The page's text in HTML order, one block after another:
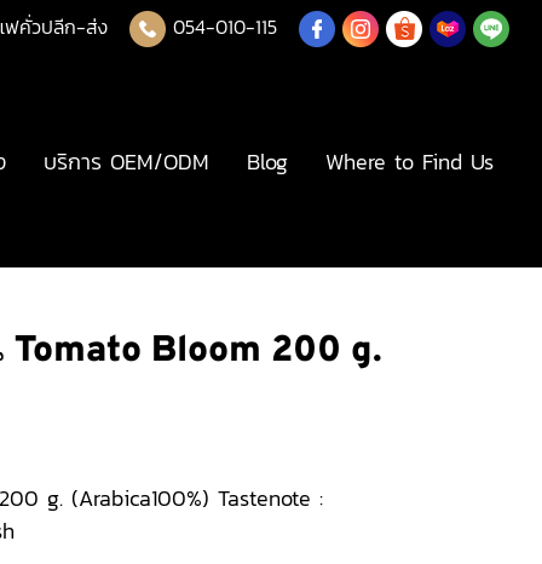
ฟคั่วปลีก-ส่ง 054-010-115
บริการ OEM/ODM Blog Where to Find Us
Bloom 200 g.
g. (Arabica100%) Tastenote :